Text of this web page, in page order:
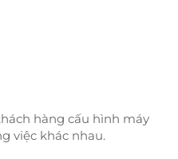
hàng cấu hình máy
việc khác nhau.